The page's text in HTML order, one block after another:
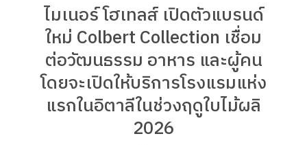
ไมเนอร์ โฮเทลส์ เปิดตัวแบรนด์
ใหม่ Colbert Collection เชื่อม
ต่อวัฒนธรรม อาหาร และผู้คน
โดยจะเปิดให้บริการโรงแรมแห่ง
แรกในอิตาลีในช่วงฤดูใบไม้ผลิ
2026